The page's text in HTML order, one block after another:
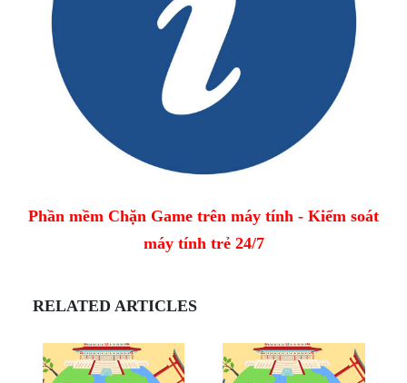
Phần mềm Chặn Game trên máy tính - Kiểm soát
máy tính trẻ 24/7
RELATED ARTICLES